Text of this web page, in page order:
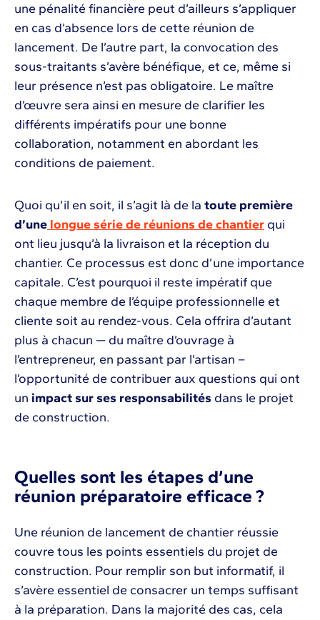
une pénalité financière peut d’ailleurs s’appliquer
en cas d’absence lors de cette réunion de
lancement. De l’autre part, la convocation des
sous-traitants s’avère bénéfique, et ce, même si
leur présence n’est pas obligatoire. Le maître
d’œuvre sera ainsi en mesure de clarifier les
différents impératifs pour une bonne
collaboration, notamment en abordant les
conditions de paiement.
Quoi qu’il en soit, il s’agit là de la toute première
d’une longue série de réunions de chantier qui
ont lieu jusqu’à la livraison et la réception du
chantier. Ce processus est donc d’une importance
capitale. C’est pourquoi il reste impératif que
chaque membre de l’équipe professionnelle et
cliente soit au rendez-vous. Cela offrira d’autant
plus à chacun — du maître d’ouvrage à
l’entrepreneur, en passant par l’artisan –
l’opportunité de contribuer aux questions qui ont
un impact sur ses responsabilités dans le projet
de construction.
Quelles sont les étapes d’une
réunion préparatoire efficace ?
Une réunion de lancement de chantier réussie
couvre tous les points essentiels du projet de
construction. Pour remplir son but informatif, il
s’avère essentiel de consacrer un temps suffisant
à la préparation. Dans la majorité des cas, cela